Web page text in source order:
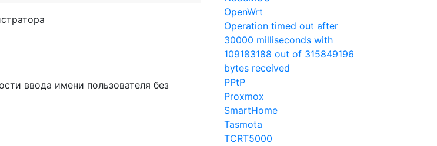
ввода имени пользователя без
OpenWrt
Operation timed out after
30000 milliseconds with
109183188 out of 315849196
bytes received
PPtP
Proxmox
SmartHome
Tasmota
TCRT5000